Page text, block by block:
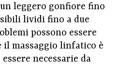
leggero gonfiore fino
lividi fino a due
possono essere
il massaggio linfatico è
necessarie da